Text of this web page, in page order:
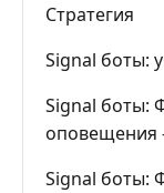
Стратегия
Signal боты:
Signal боты:
оповещения
Signal боты: